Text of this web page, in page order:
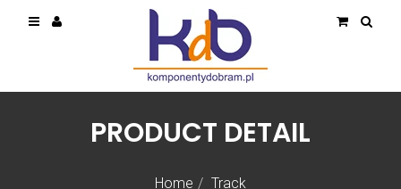
Home
Track
PRODUCT DETAIL